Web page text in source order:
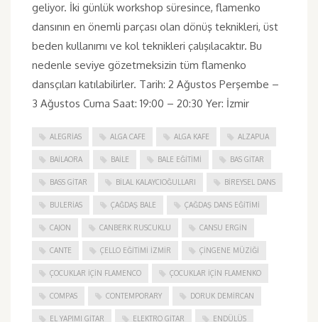
geliyor. İki günlük workshop süresince, flamenko
dansının en önemli parçası olan dönüş teknikleri, üst
beden kullanımı ve kol teknikleri çalışılacaktır. Bu
nedenle seviye gözetmeksizin tüm flamenko
dansçıları katılabilirler. Tarih: 2 Ağustos Perşembe –
3 Ağustos Cuma Saat: 19:00 – 20:30 Yer: İzmir
ALEGRIAS ALGA CAFE ALGA KAFE ALZAPUA
BAILAORA BAILE BALE EĞITIMI BAS GITAR
BASS GITAR BILAL KALAYCIOĞULLARI BIREYSEL DANS
BULERIAS ÇAĞDAŞ BALE ÇAĞDAŞ DANS EĞITIMI
CAJON CANBERK RUSCUKLU CANSU ERGIN
CANTE ÇELLO EĞITIMI İZMIR ÇINGENE MÜZIĞI
ÇOCUKLAR IÇIN FLAMENCO ÇOCUKLAR IÇIN FLAMENKO
COMPAS CONTEMPORARY DORUK DEMIRCAN
EL YAPIMI GITAR ELEKTRO GITAR ENDÜLÜS